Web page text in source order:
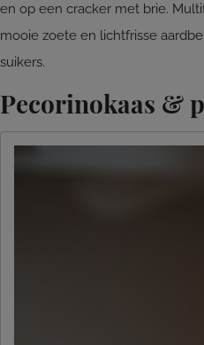
en op een cracker met brie.
mooie zoete en lichtfrisse
suikers.
Pecorinokaas &